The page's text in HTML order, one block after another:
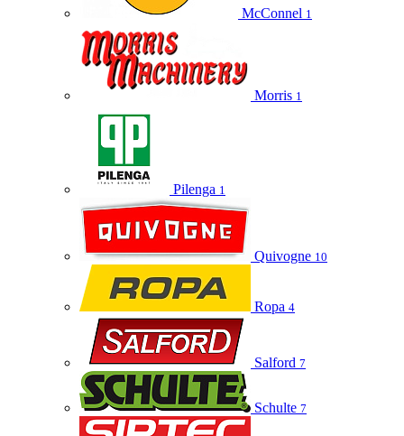
McConnel 1
Morris 1
Pilenga 1
Quivogne 10
Ropa 4
Salford 7
Schulte 7